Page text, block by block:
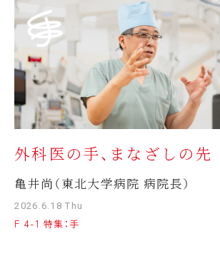
外科医の手、まなざしの先
亀井尚（東北大学病院 病院長）
2026.6.18 Thu
F 4-1 特集：手